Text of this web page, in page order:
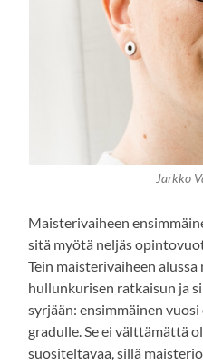
Jarkko
Maisterivaiheen
sitä myötä neljäs
Tein maisterivaiheen
hullunkurisen ratkaisun ja
syrjään: ensimmäinen
gradulle. Se ei välttämättä
suositeltavaa, sillä